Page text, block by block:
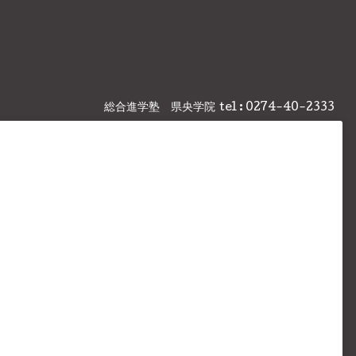
総合進学塾 県央学院 tel : 0274-40-2333